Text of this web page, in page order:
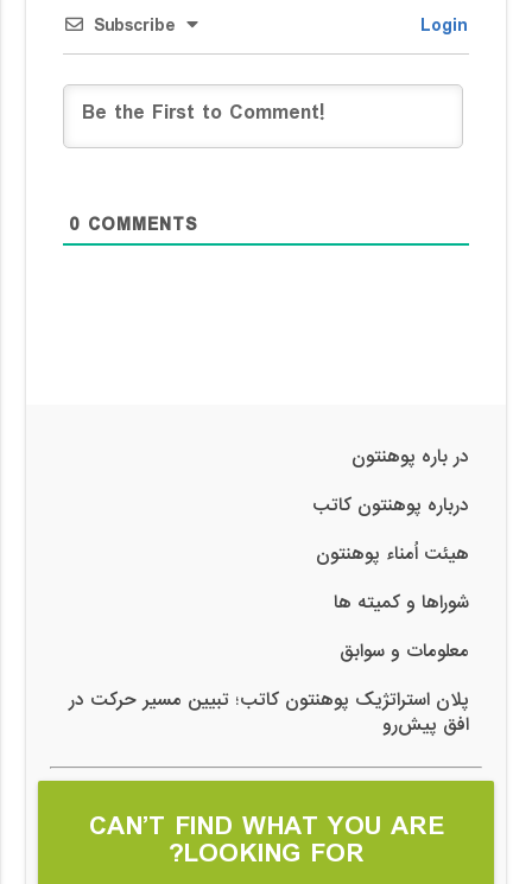
Subscribe Login
0 COMMENTS
در باره پوهنتون
درباره پوهنتون کاتب
هیئت اُمناء پوهنتون
شوراها و کمیته ها
معلومات و سوابق
پلان استراتژیک پوهنتون کاتب؛ تبیین مسیر حرکت در
افق پیش‌رو
CAN’T FIND WHAT YOU ARE
LOOKING FOR?